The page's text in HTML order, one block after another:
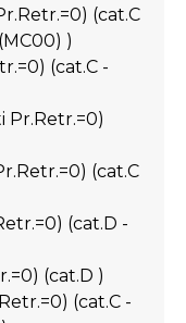
(cat.C
)
(cat.C -
(cat.C
(cat.D -
(cat.D )
(cat.C -